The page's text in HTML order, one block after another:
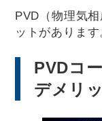
PVD（物理気
ットがありま
PVDコ
デメリ